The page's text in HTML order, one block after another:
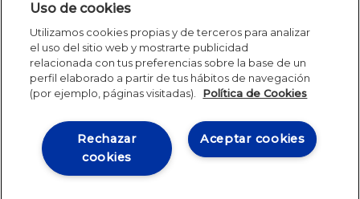
Aviso legal
Política de Cookies
Política de seguridad
Student Academic Standards
Canal Compliance
Site Map
IE University 2026
Uso de cookies
Utilizamos cookies propias y de terceros para analizar
el uso del sitio web y mostrarte publicidad
relacionada con tus preferencias sobre la base de un
perfil elaborado a partir de tus hábitos de navegación
(por ejemplo, páginas visitadas).
Política de Cookies
Aceptar cookies
Rechazar
cookies